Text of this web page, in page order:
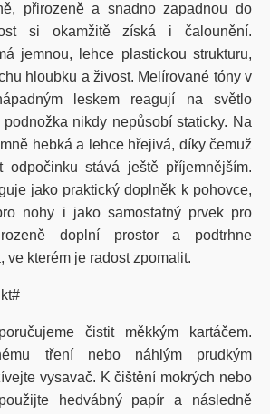
přirozeně a snadno zapadnou do
si okamžitě získá i čalounění.
jemnou, lehce plastickou strukturu,
hloubku a živost. Melírované tóny v
leskem reagují na světlo
nikdy nepůsobí staticky. Na
hebká a lehce hřejivá, díky čemuž
odpočinku stává ještě příjemnějším.
jako praktický doplněk k pohovce,
nohy i jako samostatný prvek pro
doplní prostor a podtrhne
ve kterém je radost zpomalit.
čistit měkkým kartáčem.
tření nebo náhlým prudkým
vysavač. K čištění mokrých nebo
hedvábný papír a následně